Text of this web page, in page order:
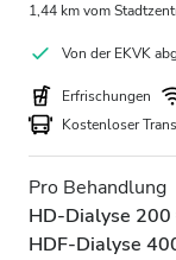
Gut
Sehr gut
1,44 km vom
Von der EKVK
Erfrischungen
Kostenloser
Pro Behandlung
HD-Dialyse 200
HDF-Dialyse